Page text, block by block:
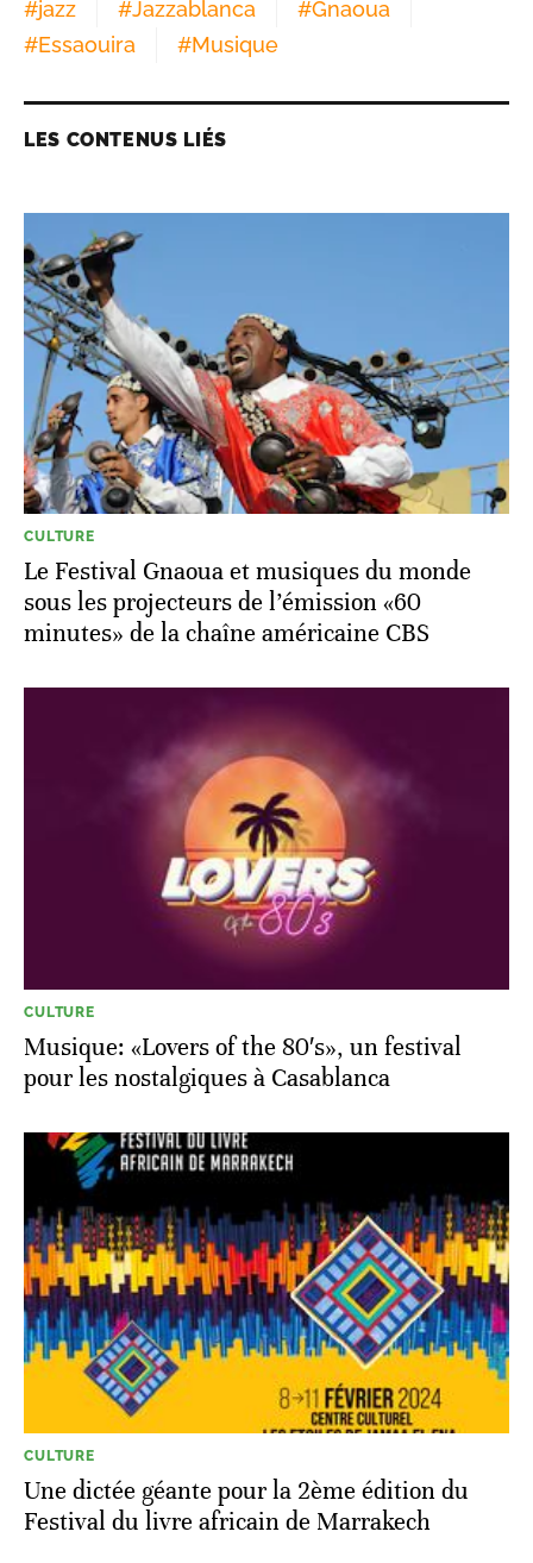
#jazz #Jazzablanca #Gnaoua
#Essaouira #Musique
LES CONTENUS LIÉS
CULTURE
Le Festival Gnaoua et musiques du monde
sous les projecteurs de l’émission «60
minutes» de la chaîne américaine CBS
CULTURE
Musique: «Lovers of the 80′s», un festival
pour les nostalgiques à Casablanca
CULTURE
Une dictée géante pour la 2ème édition du
Festival du livre africain de Marrakech